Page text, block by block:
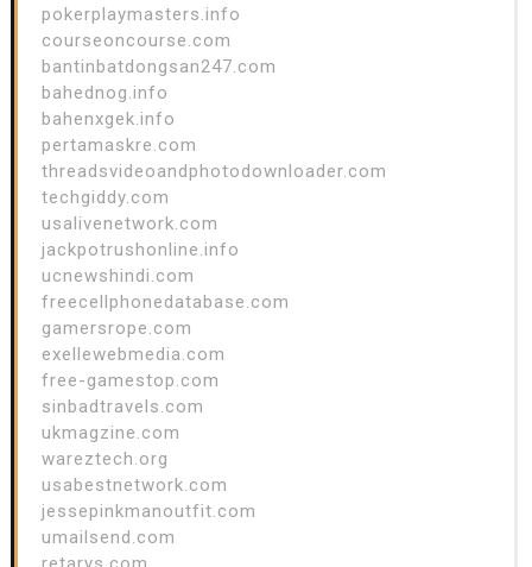
pokerplaymasters.info
courseoncourse.com
bantinbatdongsan247.com
bahednog.info
bahenxgek.info
pertamaskre.com
threadsvideoandphotodownloader.com
techgiddy.com
usalivenetwork.com
jackpotrushonline.info
ucnewshindi.com
freecellphonedatabase.com
gamersrope.com
exellewebmedia.com
free-gamestop.com
sinbadtravels.com
ukmagzine.com
wareztech.org
usabestnetwork.com
jessepinkmanoutfit.com
umailsend.com